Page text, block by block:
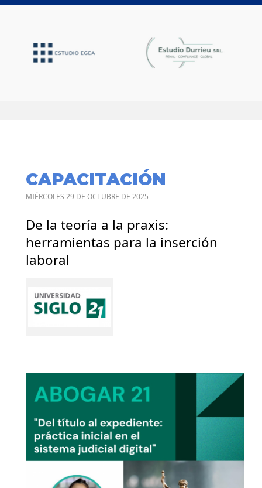
CAPACITACIÓN
MIÉRCOLES 29 DE OCTUBRE DE 2025
De la teoría a la praxis:
herramientas para la inserción
laboral